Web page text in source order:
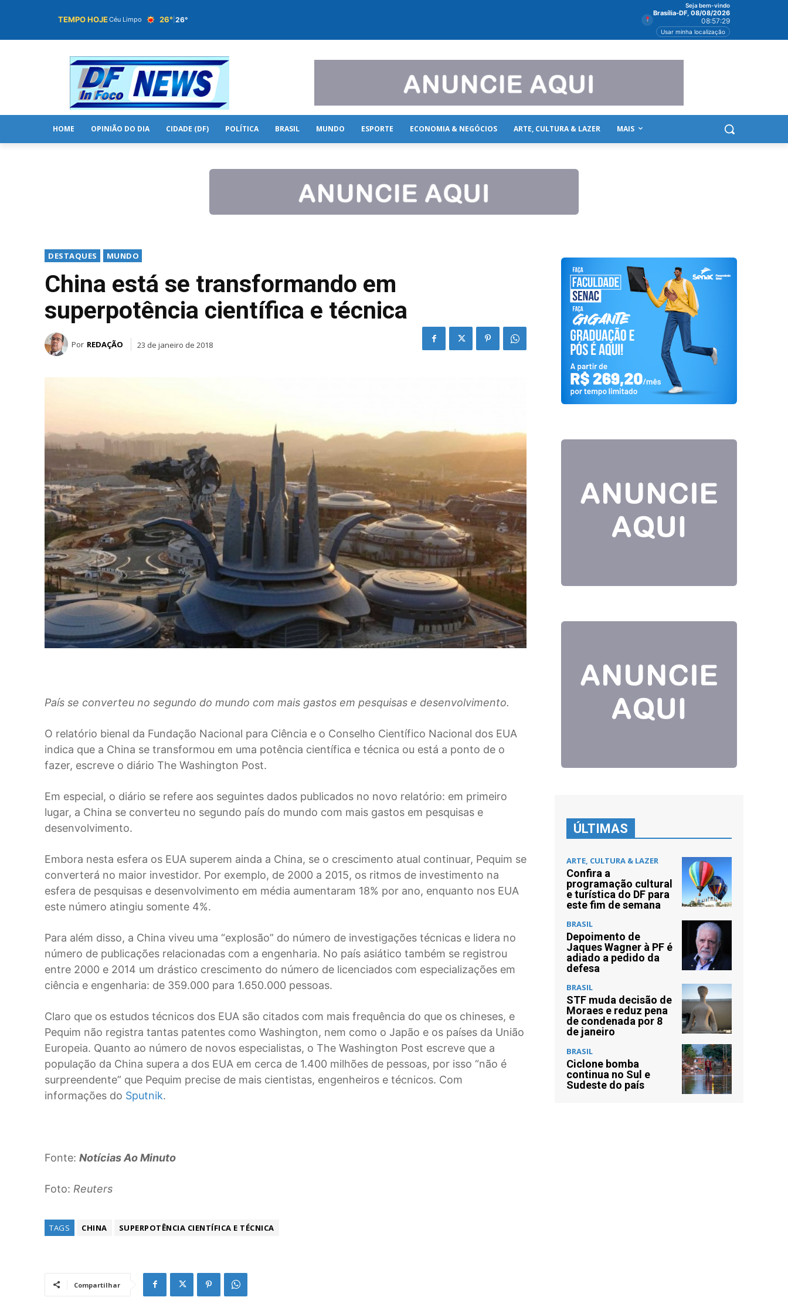
TEMPO HOJECéu Limpo 26° 26°
Seja bem-vindo
Brasília-DF, 08/08/2026
08:57:29
Usar minha localização
HOME OPINIÃO DO DIA CIDADE (DF) POLÍTICA BRASIL MUNDO ESPORTE ECONOMIA & NEGÓCIOS ARTE, CULTURA & LAZER MAIS
DESTAQUES MUNDO
China está se transformando em
superpotência científica e técnica
Por REDAÇÃO 23 de janeiro de 2018
País se converteu no segundo do mundo com mais gastos em pesquisas e desenvolvimento.
O relatório bienal da Fundação Nacional para Ciência e o Conselho Científico Nacional dos EUA
indica que a China se transformou em uma potência científica e técnica ou está a ponto de o
fazer, escreve o diário The Washington Post.
Em especial, o diário se refere aos seguintes dados publicados no novo relatório: em primeiro
lugar, a China se converteu no segundo país do mundo com mais gastos em pesquisas e
desenvolvimento.
Embora nesta esfera os EUA superem ainda a China, se o crescimento atual continuar, Pequim se
converterá no maior investidor. Por exemplo, de 2000 a 2015, os ritmos de investimento na
esfera de pesquisas e desenvolvimento em média aumentaram 18% por ano, enquanto nos EUA
este número atingiu somente 4%.
Para além disso, a China viveu uma “explosão” do número de investigações técnicas e lidera no
número de publicações relacionadas com a engenharia. No país asiático também se registrou
entre 2000 e 2014 um drástico crescimento do número de licenciados com especializações em
ciência e engenharia: de 359.000 para 1.650.000 pessoas.
Claro que os estudos técnicos dos EUA são citados com mais frequência do que os chineses, e
Pequim não registra tantas patentes como Washington, nem como o Japão e os países da União
Europeia. Quanto ao número de novos especialistas, o The Washington Post escreve que a
população da China supera a dos EUA em cerca de 1.400 milhões de pessoas, por isso “não é
surpreendente” que Pequim precise de mais cientistas, engenheiros e técnicos. Com
informações do Sputnik.
Fonte: Notícias Ao Minuto
Foto: Reuters
TAGS CHINA SUPERPOTÊNCIA CIENTÍFICA E TÉCNICA
Compartilhar
ÚLTIMAS
ARTE, CULTURA & LAZER
Confira a
programação cultural
e turística do DF para
este fim de semana
BRASIL
Depoimento de
Jaques Wagner à PF é
adiado a pedido da
defesa
BRASIL
STF muda decisão de
Moraes e reduz pena
de condenada por 8
de janeiro
BRASIL
Ciclone bomba
continua no Sul e
Sudeste do país